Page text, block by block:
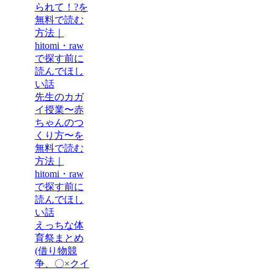
られて！?を
無料で読む
方法｜
hitomi・raw
で探す前に
読んでほし
い話
先生のカガ
イ授業〜赤
ちゃんのつ
くり方〜を
無料で読む
方法｜
hitomi・raw
で探す前に
読んでほし
い話
えっちな体
育祭まとめ
(借り物競
争、〇×クイ